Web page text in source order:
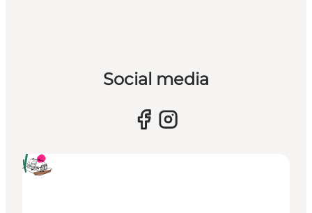
Social media